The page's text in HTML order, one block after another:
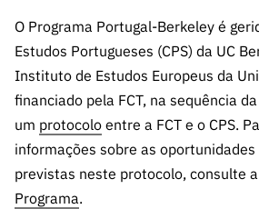
O Programa Portugal-Berkeley é
Estudos Portugueses (CPS) da UC
Instituto de Estudos Europeus da
financiado pela FCT, na sequência
um protocolo entre a FCT e o CPS.
informações sobre as
previstas neste protocolo, consulte a
Programa.